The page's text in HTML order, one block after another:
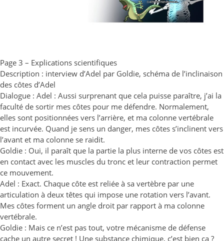
Page 3 – Explications scientifiques
Description : interview d’Adel par Goldie, schéma de l’inclinaison
des côtes d’Adel
Dialogue : Adel : Aussi surprenant que cela puisse paraître, j’ai la
faculté de sortir mes côtes pour me défendre. Normalement,
elles sont positionnées vers l’arrière, et ma colonne vertébrale
est incurvée. Quand je sens un danger, mes côtes s’inclinent vers
l’avant et ma colonne se raidit.
Goldie : Oui, il paraît que la partie la plus interne de vos côtes est
en contact avec les muscles du tronc et leur contraction permet
ce mouvement.
Adel : Exact. Chaque côte est reliée à sa vertèbre par une
articulation à deux têtes qui impose une rotation vers l’avant.
Mes côtes forment un angle droit par rapport à ma colonne
vertébrale.
Goldie : Mais ce n’est pas tout, votre mécanisme de défense
cache un autre secret ! Une substance chimique, c’est bien ça ?